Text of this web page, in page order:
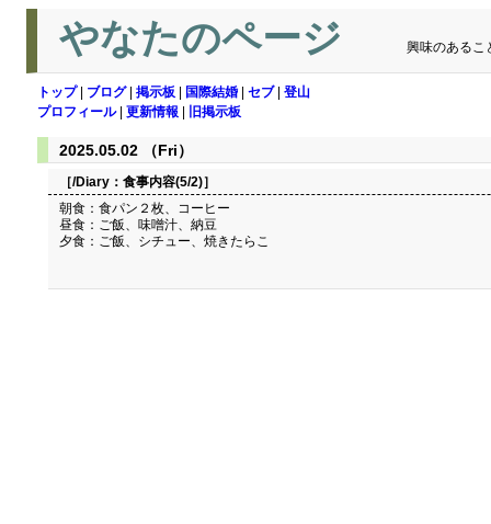
やなたのページ 興味のあるこ
トップ| ブログ| 掲示板 国際結婚 セブ| 登山
プロフィール| 更新情報 旧掲示板
2025.05.02 （Fri）
［/Diary： 食事内容(5/2)］
朝食：食パン２枚、コーヒー
昼食：ご飯、味噌汁、納豆
夕食：ご飯、シチュー、焼きたらこ